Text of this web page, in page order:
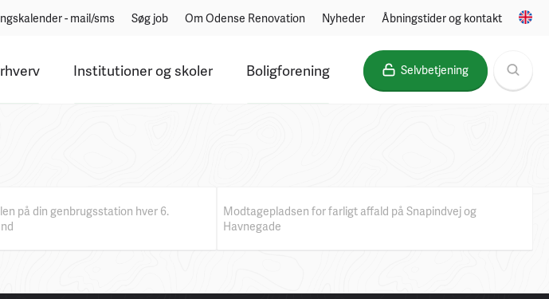
- mail/sms Søg job Om Odense Renovation Nyheder Åbningstider og kontakt
Institutioner og skoler Boligforening Selvbetjening
på din genbrugsstation hver 6.
Modtagepladsen for farligt affald på Snapindvej og
Havnegade